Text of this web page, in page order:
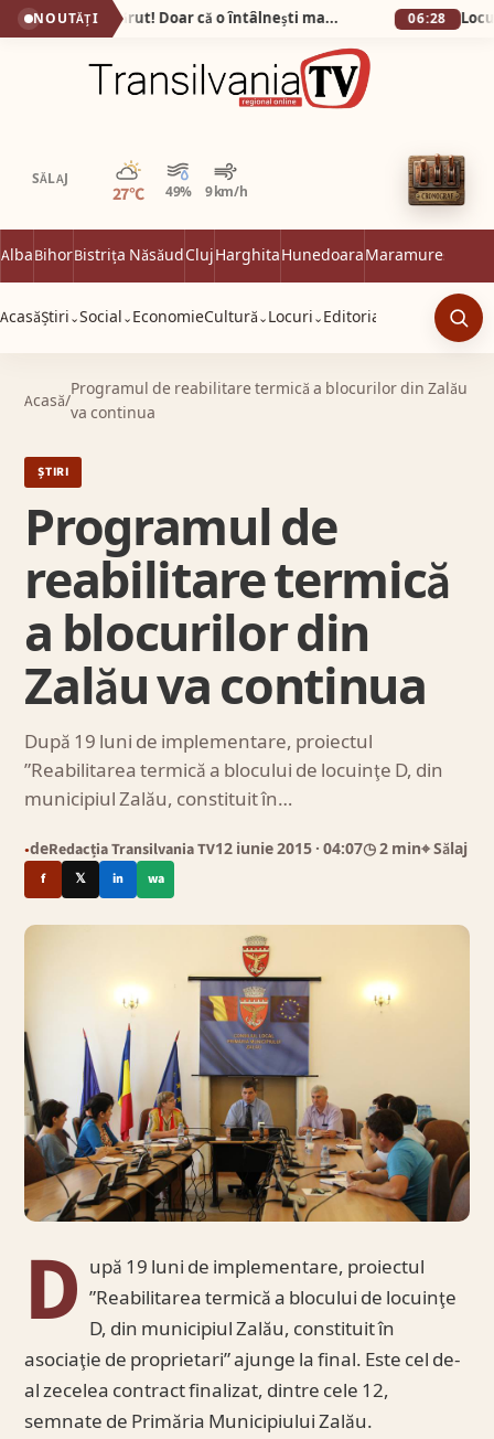
NOUTĂȚI Bunătatea n-a dispărut! Doar că o întâlnești mai rar… 06:28
SĂLAJ
27°C 49% 9 km/h
Parțial noros
AlbaBihorBistrița NăsăudClujHarghitaHunedoaraMaramureș
AcasăȘtiri ⌄Social ⌄ EconomieCultură ⌄ Locuri ⌄ Editorial
Acasă/
Programul de reabilitare termică a blocurilor din Zalău
va continua
ȘTIRI
Programul de
reabilitare termică
a blocurilor din
Zalău va continua
După 19 luni de implementare, proiectul
”Reabilitarea termică a blocului de locuinţe D, din
municipiul Zalău, constituit în…
●deRedacția Transilvania TV12 iunie 2015 · 04:07◷ 2 min⌖ Sălaj
f 𝕏 in wa
D upă 19 luni de implementare, proiectul
”Reabilitarea termică a blocului de locuinţe
D, din municipiul Zalău, constituit în
asociaţie de proprietari” ajunge la final. Este cel de-
al zecelea contract finalizat, dintre cele 12,
semnate de Primăria Municipiului Zalău.